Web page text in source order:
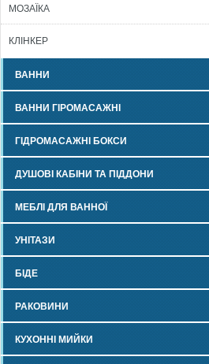
МОЗАЇКА
КЛІНКЕР
ВАННИ
ВАННИ ГІРОМАСАЖНІ
ГІДРОМАСАЖНІ БОКСИ
ДУШОВІ КАБІНИ ТА ПІДДОНИ
МЕБЛІ ДЛЯ ВАННОЇ
УНІТАЗИ
БІДЕ
РАКОВИНИ
КУХОННІ МИЙКИ